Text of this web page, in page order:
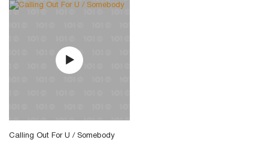
Calling Out For U / Somebody